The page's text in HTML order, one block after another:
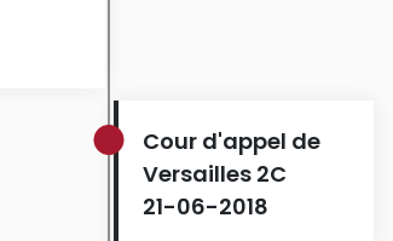
Cour d'appel de
Versailles 2C
21-06-2018